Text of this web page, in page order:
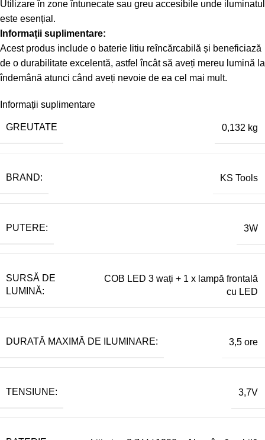
Utilizare în zone întunecate sau greu accesibile unde iluminatul
este esențial.
Informații suplimentare:
Acest produs include o baterie litiu reîncărcabilă și beneficiază
de o durabilitate excelentă, astfel încât să aveți mereu lumină la
îndemână atunci când aveți nevoie de ea cel mai mult.
Informații suplimentare
GREUTATE 0,132 kg
BRAND: KS Tools
PUTERE: 3W
SURSĂ DE
LUMINĂ:
COB LED 3 wați + 1 x lampă frontală
cu LED
DURATĂ MAXIMĂ DE ILUMINARE: 3,5 ore
TENSIUNE: 3,7V